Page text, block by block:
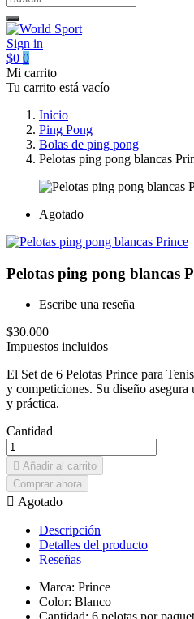
Sign in
$0 0
Mi carrito
Tu carrito está vacío
Inicio
Ping Pong
Bolas de ping pong
Pelotas ping pong blancas
Agotado
Pelotas ping pong blancas
Escribe una reseña
$30.000
Impuestos incluidos
El Set de 6 Pelotas Prince para
y competiciones. Su diseño
y práctica.
Cantidad
 Añadir al carrito
Comprar ahora
 Agotado
Descripción
Detalles del producto
Reseñas
Marca: Prince
Color: Blanco